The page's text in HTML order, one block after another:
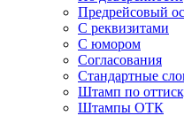
Предрейсовый
С реквизитами
С юмором
Согласования
Стандартные
Штамп по
Штампы ОТК